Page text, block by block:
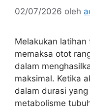
02/07/2026 oleh
Melakukan
memaksa otot
dalam
maksimal. Ketika
dalam durasi
metabolisme